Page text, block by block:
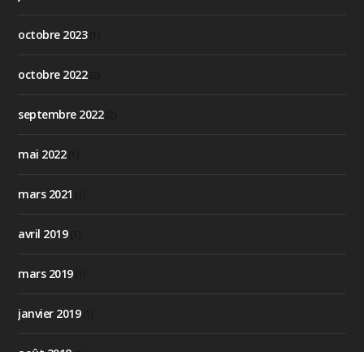
octobre 2023(1)
octobre 2022(2)
septembre 2022(2)
mai 2022(1)
mars 2021
avril 2019(1)
mars 2019(1)
janvier 2019(1)